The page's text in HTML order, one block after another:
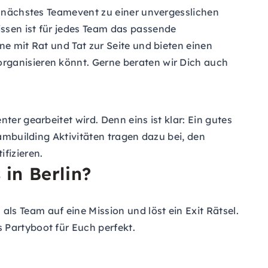
Teamevent zu einer unvergesslichen
ist für jedes Team das passende
mit Rat und Tat zur Seite und bieten einen
könnt. Gerne beraten wir Dich auch
gearbeitet wird. Denn eins ist klar: Ein gutes
Aktivitäten tragen dazu bei, den
in Berlin?
Team auf eine Mission und löst ein Exit Rätsel.
Partyboot für Euch perfekt.